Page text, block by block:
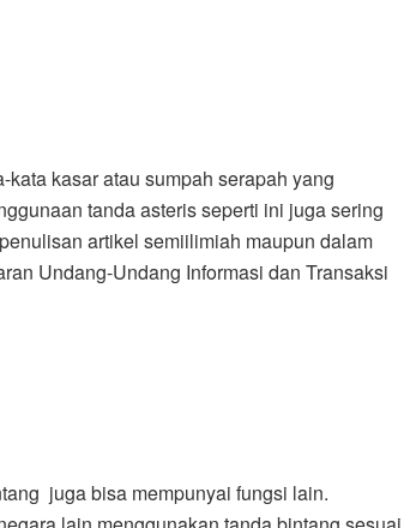
kasar atau sumpah serapah yang
tanda asteris seperti ini juga sering
artikel semiilimiah maupun dalam
Undang-Undang Informasi dan Transaksi
juga bisa mempunyai fungsi lain.